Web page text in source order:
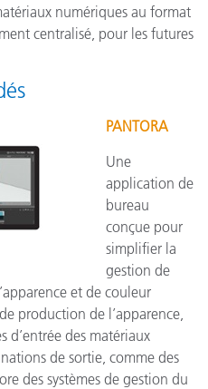
numériques au format
centralisé, pour les futures
PANTORA
Une
application de
bureau
conçue pour
simplifier la
gestion de
et de couleur
production de l’apparence,
d’entrée des matériaux
de sortie, comme des
des systèmes de gestion du